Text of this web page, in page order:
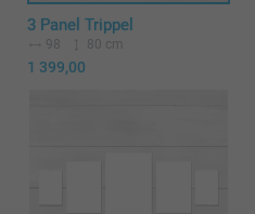
3 Panel Trippel
98 80 cm
1 399,00